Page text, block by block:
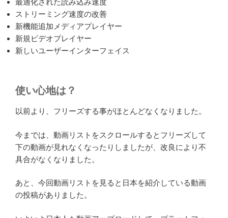
引用 https://medium.com/@BeatzCoin/beatzcoins-vibravid-
platform-completes-major-upgrade-including-new-ui-design-new-
media-player-240fab7a6944より
プラットフォームのアップグレードした内